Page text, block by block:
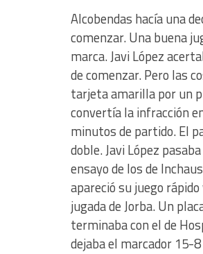
Alcobendas hacía una
comenzar. Una buena
marca. Javi López
de comenzar. Pero las
tarjeta amarilla por un
convertía la infracción
minutos de partido. El
doble. Javi López
ensayo de los de
apareció su juego
jugada de Jorba. Un
terminaba con el de
dejaba el marcador 15-